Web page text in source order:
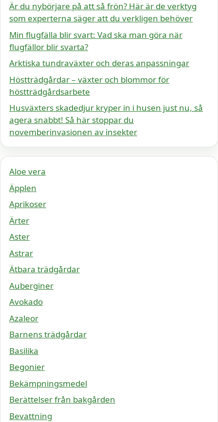
Är du nybörjare på att så frön? Här är de verktyg
som experterna säger att du verkligen behöver
Min flugfälla blir svart: Vad ska man göra när
flugfällor blir svarta?
Arktiska tundraväxter och deras anpassningar
Höstträdgårdar – växter och blommor för
höstträdgårdsarbete
Husväxters skadedjur kryper in i husen just nu, så
agera snabbt! Så här stoppar du
novemberinvasionen av insekter
Aloe vera
Äpplen
Aprikoser
Ärter
Aster
Astrar
Ätbara trädgårdar
Auberginer
Avokado
Azaleor
Barnens trädgårdar
Basilika
Begonier
Bekämpningsmedel
Berättelser från bakgården
Bevattning